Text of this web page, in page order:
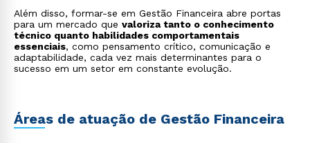
Além disso, formar-se em Gestão Financeira abre portas
para um mercado que valoriza tanto o conhecimento
técnico quanto habilidades comportamentais
essenciais, como pensamento crítico, comunicação e
adaptabilidade, cada vez mais determinantes para o
sucesso em um setor em constante evolução.
Áreas de atuação de Gestão Financeira